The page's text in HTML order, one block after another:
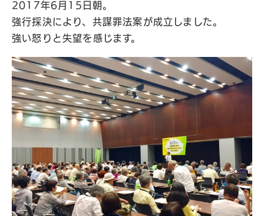
2017年6月15日朝。
強行採決により、共謀罪法案が成立しました。
強い怒りと失望を感じます。